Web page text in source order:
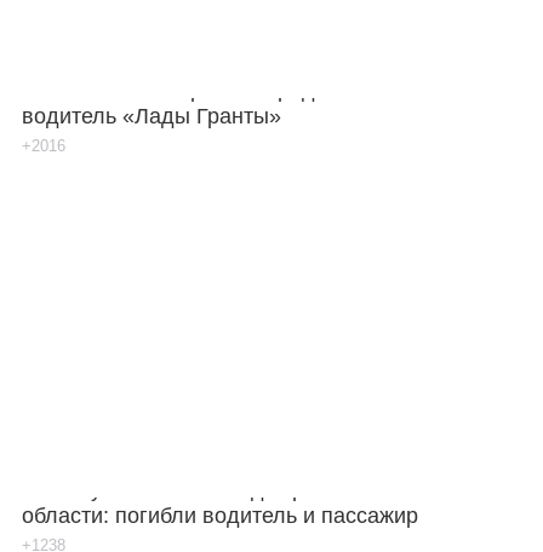
водитель «Лады Гранты»
+2016
области: погибли водитель и пассажир
+1238